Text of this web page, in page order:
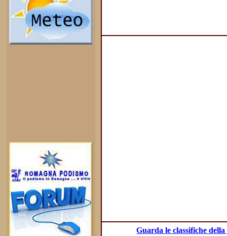
Guarda le classifiche